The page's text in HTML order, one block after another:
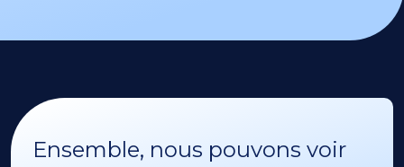
Ensemble, nous pouvons voir